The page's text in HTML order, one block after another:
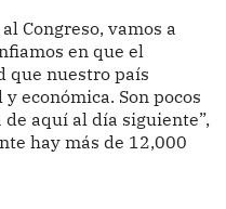
Congreso, vamos a
en que el
que nuestro país
económica. Son pocos
aquí al día siguiente”,
hay más de 12,000